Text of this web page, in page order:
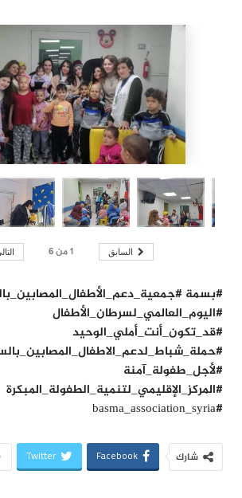
السابق 1من6
#بسمة
#اليوم_العالمي_لسرطان_الأطفال
#قد_تكون_أنت_أملي_الوحيد
#لأجل_طفولة_آمنة
#المركز_الإقليمي_لتنمية_الطفولة_المبكرة
#basma_association_syria
شارك Facebook
Twitter